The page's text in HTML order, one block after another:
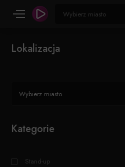
Lokalizacja
Wybierz miasto
Kategorie
Stand-up